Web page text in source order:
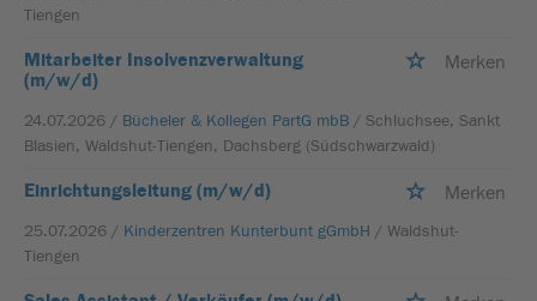
Tiengen
Mitarbeiter Insolvenzverwaltung
(m/w/d)
Merken
24.07.2026 / Bücheler & Kollegen PartG mbB / Schluchsee, Sankt
Blasien, Waldshut-Tiengen, Dachsberg (Südschwarzwald)
Einrichtungsleitung (m/w/d) Merken
25.07.2026 / Kinderzentren Kunterbunt gGmbH / Waldshut-
Tiengen